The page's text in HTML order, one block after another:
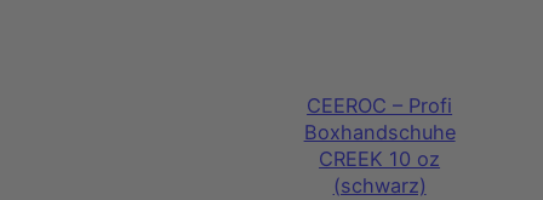
CEEROC – Profi
Boxhandschuhe
CREEK 10 oz
(schwarz)